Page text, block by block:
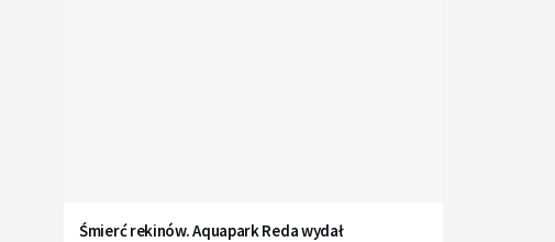
Śmierć rekinów. Aquapark Reda wydał